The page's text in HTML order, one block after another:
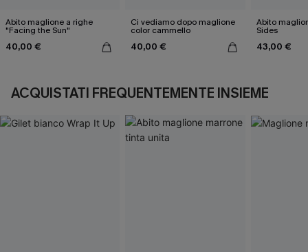
Abito maglione a righe
"Facing the Sun"
40,00 €
Ci vediamo dopo maglione
color cammello
40,00 €
Abito
Sides
43,00 €
ACQUISTATI FREQUENTEMENTE INSIEME